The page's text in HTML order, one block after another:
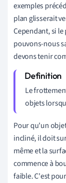
exemples
plan glisserait
Cependant, si
pouvons-nous
devons tenir
Le
objets
Pour qu'un
incliné, il doit
même et la
commence à
faible. C'est